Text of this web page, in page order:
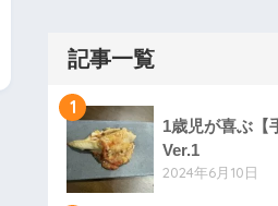
記事一覧
1
1歳児が喜ぶ【
Ver.1
2024年6月10日